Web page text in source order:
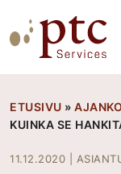
to
content
ETUSIVU »
KUINKA SE
11.12.2020